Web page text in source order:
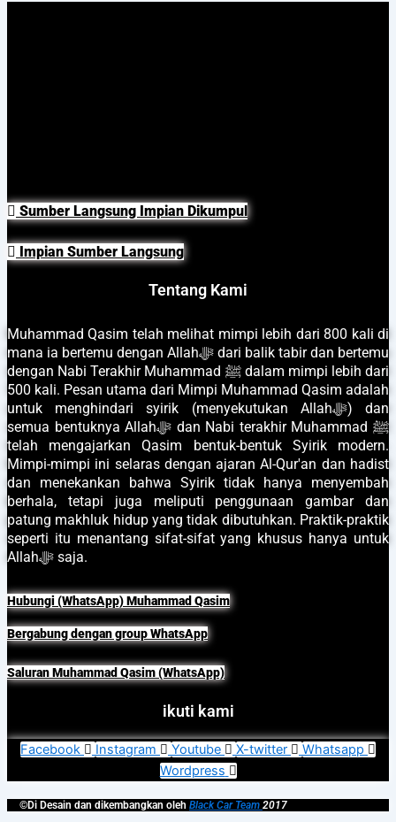
Sumber Langsung Impian Dikumpul
Impian Sumber Langsung
Tentang Kami
Muhammad Qasim telah melihat mimpi lebih dari 800 kali di
mana ia bertemu dengan Allahﷻ dari balik tabir dan bertemu
dengan Nabi Terakhir Muhammad ﷺ dalam mimpi lebih dari
500 kali. Pesan utama dari Mimpi Muhammad Qasim adalah
untuk menghindari syirik (menyekutukan Allahﷻ) dan
semua bentuknya Allahﷻ dan Nabi terakhir Muhammad ﷺ
telah mengajarkan Qasim bentuk-bentuk Syirik modern.
Mimpi-mimpi ini selaras dengan ajaran Al-Qur'an dan hadist
dan menekankan bahwa Syirik tidak hanya menyembah
berhala, tetapi juga meliputi penggunaan gambar dan
patung makhluk hidup yang tidak dibutuhkan. Praktik-praktik
seperti itu menantang sifat-sifat yang khusus hanya untuk
Allahﷻ saja.
Hubungi (WhatsApp) Muhammad Qasim
Bergabung dengan group WhatsApp
Saluran Muhammad Qasim (WhatsApp)
ikuti kami
Facebook Instagram Youtube X-twitter
Whatsapp
Wordpress
©Di Desain dan dikembangkan oleh Black Car Team 2017